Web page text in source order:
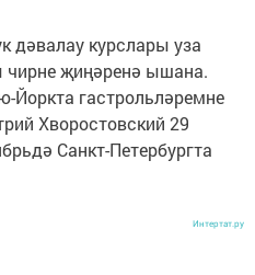
дәвалау курслары уза
җиңәренә ышана.
Йоркта гастрольләремне
Хворостовский 29
Санкт-Петербургта
Интертат.ру